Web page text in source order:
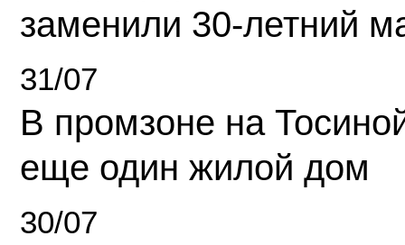
заменили 30-летний
31/07
В промзоне на
еще один жилой дом
30/07